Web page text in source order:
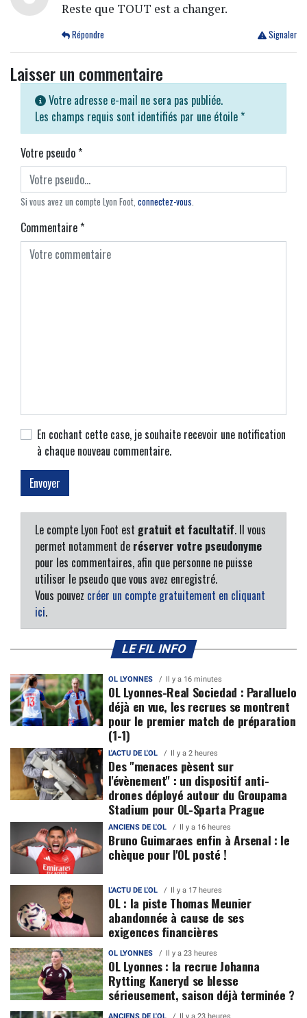
Reste que TOUT est a changer.
Signaler
Répondre
Laisser un commentaire
Votre adresse e-mail ne sera pas publiée.
Les champs requis sont identifiés par une étoile *
Votre pseudo*
Si vous avez un compte Lyon Foot, connectez-vous.
Commentaire*
En cochant cette case, je souhaite recevoir une notification
à chaque nouveau commentaire.
Le compte Lyon Foot est gratuit et facultatif. Il vous
permet notamment de réserver votre pseudonyme
pour les commentaires, afin que personne ne puisse
utiliser le pseudo que vous avez enregistré.
Vous pouvez créer un compte gratuitement en cliquant
ici.
LE FIL INFO
OL LYONNES Il y a 16 minutes
OL Lyonnes-Real Sociedad : Paralluelo
déjà en vue, les recrues se montrent
pour le premier match de préparation
(1-1)
L'ACTU DE L'OL Il y a 2 heures
Des "menaces pèsent sur
l'évènement" : un dispositif anti-
drones déployé autour du Groupama
Stadium pour OL-Sparta Prague
ANCIENS DE L'OL Il y a 16 heures
Bruno Guimaraes enfin à Arsenal : le
chèque pour l'OL posté !
L'ACTU DE L'OL Il y a 17 heures
OL : la piste Thomas Meunier
abandonnée à cause de ses
exigences financières
OL LYONNES Il y a 23 heures
OL Lyonnes : la recrue Johanna
Rytting Kaneryd se blesse
sérieusement, saison déjà terminée ?